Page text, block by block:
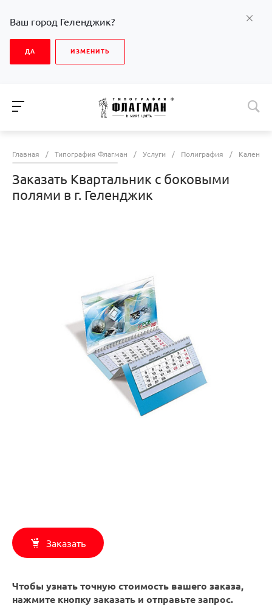
Ваш город Геленджик?
ДА ИЗМЕНИТЬ
Главная / Типография Флагман / Услуги / Полиграфия /
Заказать Квартальник с боковыми
полями в г. Геленджик
Заказать
Чтобы узнать точную стоимость вашего заказа,
нажмите кнопку заказать и отправьте запрос.